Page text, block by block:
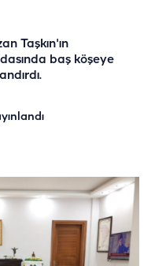
Taşkın'ın
baş köşeye